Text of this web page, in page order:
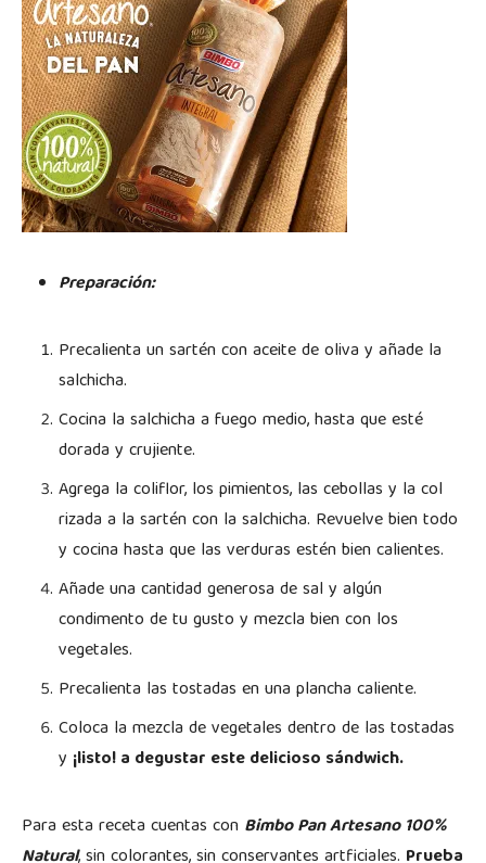
Preparación:
Precalienta un sartén con aceite de oliva y añade la
salchicha.
Cocina la salchicha a fuego medio, hasta que esté
dorada y crujiente.
Agrega la coliflor, los pimientos, las cebollas y la col
rizada a la sartén con la salchicha. Revuelve bien todo
y cocina hasta que las verduras estén bien calientes.
Añade una cantidad generosa de sal y algún
condimento de tu gusto y mezcla bien con los
vegetales.
Precalienta las tostadas en una plancha caliente.
Coloca la mezcla de vegetales dentro de las tostadas
y ¡listo! a degustar este delicioso sándwich.
Para esta receta cuentas con Bimbo Pan Artesano 100%